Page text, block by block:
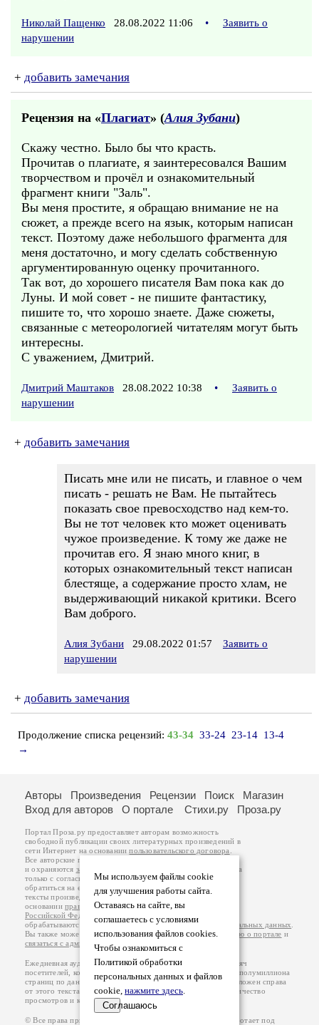
Николай Пащенко 28.08.2022 11:06 •
Заявить о
нарушении
+ добавить замечания
Рецензия на «Плагиат» (Алия Зубани)
Скажу честно. Было бы что красть.
Прочитав о плагиате, я заинтересовался Вашим
творчеством и прочёл и ознакомительный
фрагмент книги "Заль".
Вы меня простите, я обращаю внимание не на
сюжет, а прежде всего на язык, которым написан
текст. Поэтому даже небольшого фрагмента для
меня достаточно, и могу сделать собственную
аргументированную оценку прочитанного.
Так вот, до хорошего писателя Вам пока как до
Луны. И мой совет - не пишите фантастику,
пишите то, что хорошо знаете. Даже сюжеты,
связанные с метеорологией читателям могут быть
интересны.
С уважением, Дмитрий.
Дмитрий Маштаков 28.08.2022 10:38 •
Заявить о
нарушении
+ добавить замечания
Писать мне или не писать, и главное о чем
писать - решать не Вам. Не пытайтесь
показать свое превосходство над кем-то.
Вы не тот человек кто может оценивать
чужое произведение. К тому же даже не
прочитав его. Я знаю много книг, в
которых ознакомительный текст написан
блестяще, а содержание просто хлам, не
выдерживающий никакой критики. Всего
Вам доброго.
Алия Зубани 29.08.2022 01:57
Заявить о
нарушении
+ добавить замечания
Продолжение списка рецензий: 43-34 33-24 23-14 13-4
→
Мы используем файлы cookie
для улучшения работы сайта.
Оставаясь на сайте, вы
соглашаетесь с условиями
использования файлов cookies.
Чтобы ознакомиться с
Политикой обработки
персональных данных и файлов
cookie, нажмите здесь.
Соглашаюсь
Авторы Произведения Рецензии Поиск
Магазин
Вход для авторов
О портале Стихи.ру Проза.ру
Портал Проза.ру предоставляет авторам возможность
свободной публикации своих литературных произведений в
сети Интернет на основаниипользовательского договора
Все авторские права на произведения принадлежат авторам
и охраняются законом
. Перепечатка произведений возможна
только с согласия его автора, к которому вы можете
обратиться на его авторской странице. Ответственность за
тексты произведений авторы несут самостоятельно на
основанииправил публикацииизаконодательства
Российской Федерации
обрабатываются на основанииПолитики обработки персональных данных
Вы также можете посмотреть более подробнуюинформацию о портале и
связаться с администрацией
Ежедневная аудитория портала Проза.ру – порядка 100 тысяч
посетителей, которые в общей сумме просматривают более полумиллиона
страниц по данным счетчика посещаемости, который расположен справа
от этого текста. В каждой графе указано по две цифры: количество
просмотров и количество посетителей.
© Все права принадлежат авторам, 2000-2026. Портал работает под